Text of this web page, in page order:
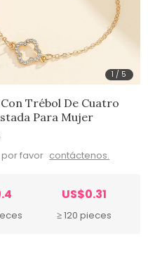
1 / 5
Trébol De Cuatro
Para Mujer
favor contáctenos.
US$0.31
≥ 120 pieces